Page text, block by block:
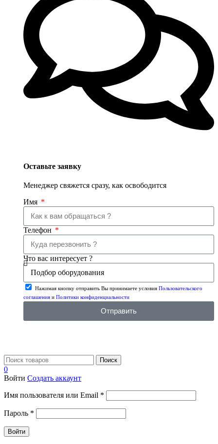
Оставьте заявку
Менеджер свяжется сразу, как освободится
Имя
Телефон
Что вас интересует ?
Нажимая кнопку отправить Вы принимаете условия Пользовательского
соглашения и Политики конфиденциальности
Отправить
Поиск
0
Войти Создать аккаунт
Имя пользователя или Email *
Пароль *
Войти